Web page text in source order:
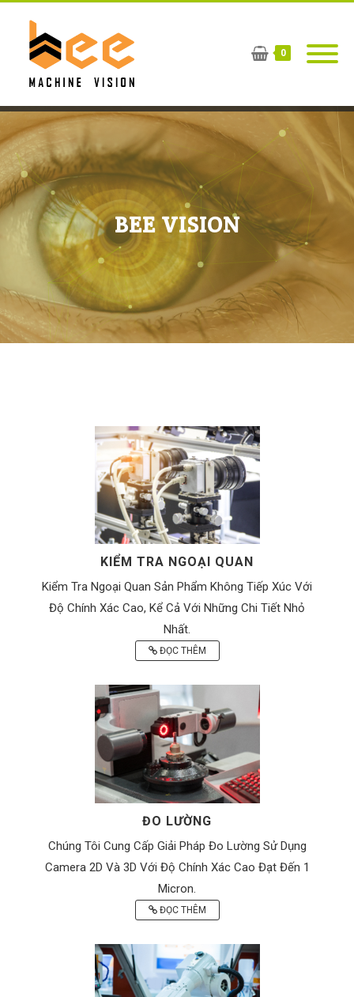
0
BEE VISION
KIỂM TRA NGOẠI QUAN
Kiểm Tra Ngoại Quan Sản Phẩm Không Tiếp Xúc Với
Độ Chính Xác Cao, Kể Cả Với Những Chi Tiết Nhỏ
Nhất.
ĐỌC THÊM
ĐO LƯỜNG
Chúng Tôi Cung Cấp Giải Pháp Đo Lường Sử Dụng
Camera 2D Và 3D Với Độ Chính Xác Cao Đạt Đến 1
Micron.
ĐỌC THÊM